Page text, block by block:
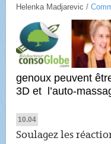
Helenka Madjarevic /
genoux peuvent
3D et
l’auto-
10.04
Soulagez les